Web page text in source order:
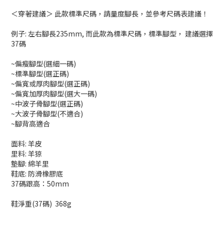
＜穿著建議＞ 此款標準尺碼，請量度腳長，並參考尺碼表建議！
例子: 左右腳長235mm, 而此款為標準尺碼，標準腳型， 建議選擇
37碼
~偏瘦腳型(選細一碼)
~標準腳型(選正碼)
~偏寬或厚肉腳型(選正碼)
~偏寬加厚肉腳型(選大一碼)
~中波子骨腳型(選正碼)
~大波子骨腳型(不適合)
~腳背高適合
面料: 羊皮
里料: 羊猄
墊腳: 綿羊里
鞋底: 防滑橡膠底
37碼跟高：50mm
鞋淨重(37碼) 368g